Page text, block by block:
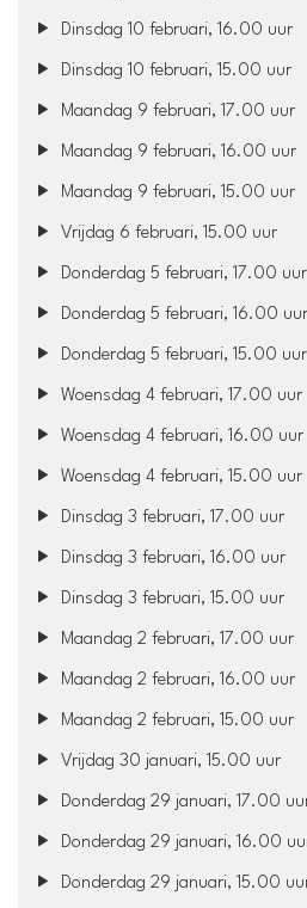
Dinsdag 10 februari, 16.00 uur
Dinsdag 10 februari, 15.00 uur
Maandag 9 februari, 17.00 uur
Maandag 9 februari, 16.00 uur
Maandag 9 februari, 15.00 uur
Vrijdag 6 februari, 15.00 uur
Donderdag 5 februari, 17.00 uur
Donderdag 5 februari, 16.00 uur
Donderdag 5 februari, 15.00 uur
Woensdag 4 februari, 17.00 uur
Woensdag 4 februari, 16.00 uur
Woensdag 4 februari, 15.00 uur
Dinsdag 3 februari, 17.00 uur
Dinsdag 3 februari, 16.00 uur
Dinsdag 3 februari, 15.00 uur
Maandag 2 februari, 17.00 uur
Maandag 2 februari, 16.00 uur
Maandag 2 februari, 15.00 uur
Vrijdag 30 januari, 15.00 uur
Donderdag 29 januari, 17.00
Donderdag 29 januari, 16.00
Donderdag 29 januari, 15.00